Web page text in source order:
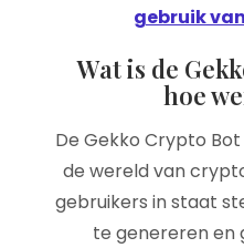
gebruik
Wat is de
hoe
De Gekko Crypto
de wereld van
gebruikers in staat
te genereren en